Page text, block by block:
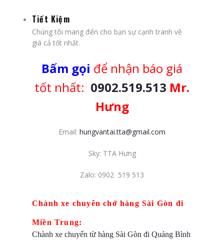
Tiết Kiệm
Chúng tôi mang đến cho bạn sự cạnh tranh về
giá cả tốt nhất.
Bấm gọi để nhận báo giá
tốt nhất: 0902.519.513 Mr.
Hưng
Email: hungvantai.tta@gmail.com
Sky: TTA Hưng
Zalo: 0902 519 513
Chành xe chuyên chở hàng Sài Gòn đi
Miền Trung:
Chành xe chuyển từ hàng Sài Gòn đi Quảng Bình